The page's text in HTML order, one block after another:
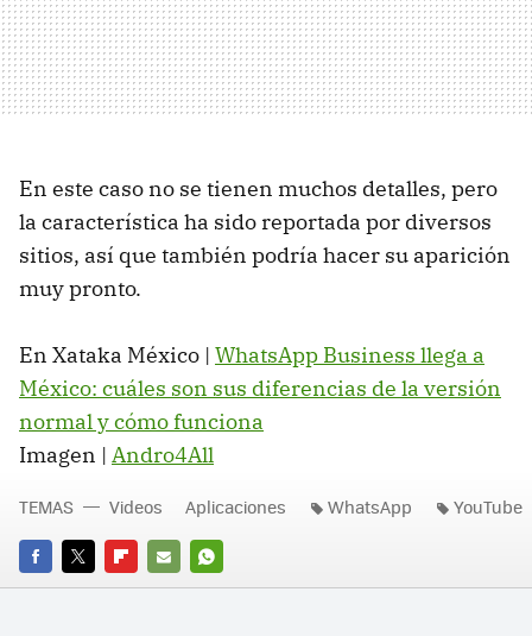
En este caso no se tienen muchos detalles, pero
la característica ha sido reportada por diversos
sitios, así que también podría hacer su aparición
muy pronto.
En Xataka México | WhatsApp Business llega a
México: cuáles son sus diferencias de la versión
normal y cómo funciona
Imagen | Andro4All
FACEBOOK
TWITTERFLIPBOARD
E-
WHATSAPP
TEMAS Videos Aplicaciones WhatsApp YouTube